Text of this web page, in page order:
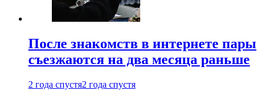
После знакомств в интернете пары
съезжаются на два месяца раньше
2 года спустя2 года спустя